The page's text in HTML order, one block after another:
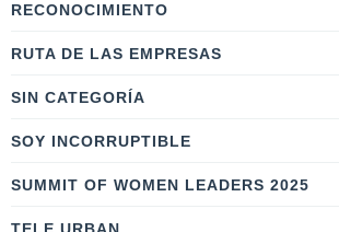
RECONOCIMIENTO
RUTA DE LAS EMPRESAS
SIN CATEGORÍA
SOY INCORRUPTIBLE
SUMMIT OF WOMEN LEADERS 2025